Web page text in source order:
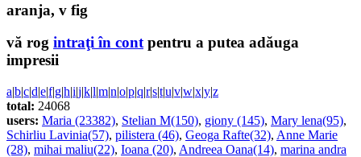
aranja, v fig
vă rog intraţi în contpentru a putea adăuga
impresii
a|b|c|d|e|f|g|h|i|j|k|l|m|n|o|p|q|r|s|t|u|v|w|x|y|z
total: 24068
users: Maria (23382), Stelian M(150), giony (145), Mary lena(95),
Schirliu Lavinia(57), pilistera (46), Geoga Rafte(32), Anne Marie
(28), mihai maliu(22), Ioana (20), Andreea Oana(14), marina andra